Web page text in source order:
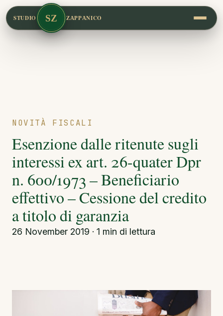
STUDIO SZ ZAPPANICO
NOVITÀ FISCALI
Esenzione dalle ritenute sugli
interessi ex art. 26-quater Dpr
n. 600/1973 – Beneficiario
effettivo – Cessione del credito
a titolo di garanzia
26 November 2019 · 1 min di lettura